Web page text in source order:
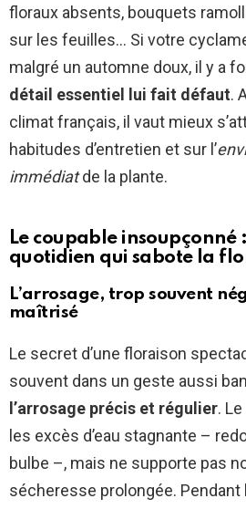
floraux absents, bouquets
sur les feuilles… Si votre
malgré un automne doux, il y a
détail essentiel lui fait défaut.
climat français, il vaut mieux
habitudes d’entretien et sur l’
immédiatde la plante.
Le coupable insoupçonné
quotidien qui sabote la
L’arrosage, trop souvent
maîtrisé
Le secret d’une floraison
souvent dans un geste aussi
l’arrosage précis et régulier.
les excès d’eau stagnante –
bulbe –, mais ne supporte pas
sécheresse prolongée. Pendant